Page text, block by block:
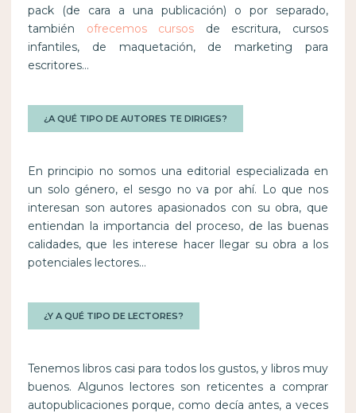
pack (de cara a una publicación) o por separado,
también ofrecemos cursos de escritura, cursos
infantiles, de maquetación, de marketing para
escritores…
¿A QUÉ TIPO DE AUTORES TE DIRIGES?
En principio no somos una editorial especializada en
un solo género, el sesgo no va por ahí. Lo que nos
interesan son autores apasionados con su obra, que
entiendan la importancia del proceso, de las buenas
calidades, que les interese hacer llegar su obra a los
potenciales lectores…
¿Y A QUÉ TIPO DE LECTORES?
Tenemos libros casi para todos los gustos, y libros muy
buenos. Algunos lectores son reticentes a comprar
autopublicaciones porque, como decía antes, a veces